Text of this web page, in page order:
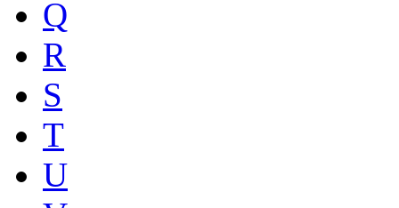
Q
R
S
T
U